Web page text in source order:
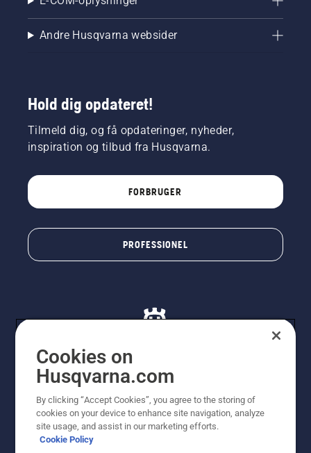
Andre Husqvarna websider
Hold dig opdateret!
Tilmeld dig, og få opdateringer, nyheder,
inspiration og tilbud fra Husqvarna.
FORBRUGER
PROFESSIONEL
viste priser er vejledende udsalgspriser. Der tages
forbehold for stave- og trykfejl samt prisændringer. Vi
stræber efter at have så nøjagtige oplysningerne på
dette websted som muligt. Alle anførte priser er
Cookies on
Husqvarna.com
By clicking “Accept Cookies”, you agree to the storing of
cookies on your device to enhance site navigation, analyze
site usage, and assist in our marketing efforts.
Cookie Policy